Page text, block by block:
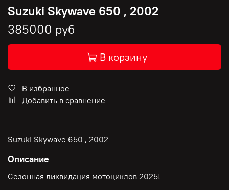
Suzuki Skywave 650 , 2002
385000 руб
В корзину
В избранное
Добавить в сравнение
Suzuki Skywave 650 , 2002
Описание
Сезонная ликвидация мотоциклов 2025!